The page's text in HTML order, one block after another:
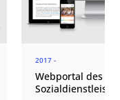
2017 -
Webportal des